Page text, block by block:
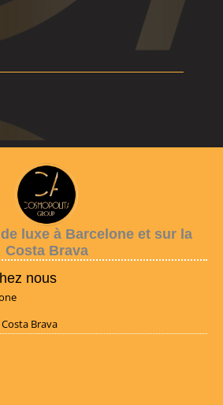
luxe à Barcelone et sur la
Costa Brava
nous
Brava